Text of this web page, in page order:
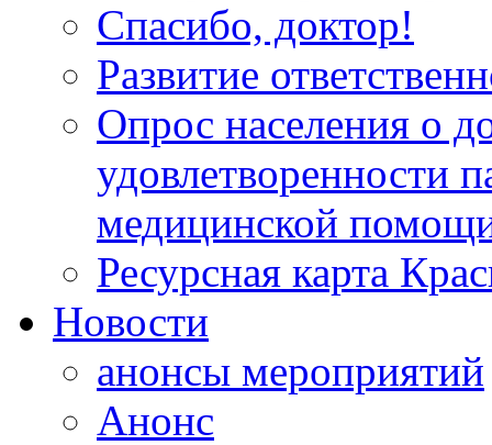
Спасибо, доктор!
Развитие
Опрос населения о
удовлетворенности
медицинской
Ресурсная карта
Новости
анонсы мероприятий
Анонс